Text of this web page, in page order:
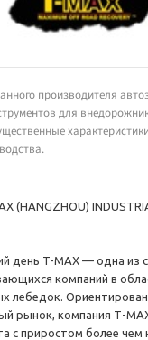
производителя
для
(HANGZHOU)
день T-MAX — одна из
компаний в
лебедок.
рынок, компания Т-
с приростом более чем